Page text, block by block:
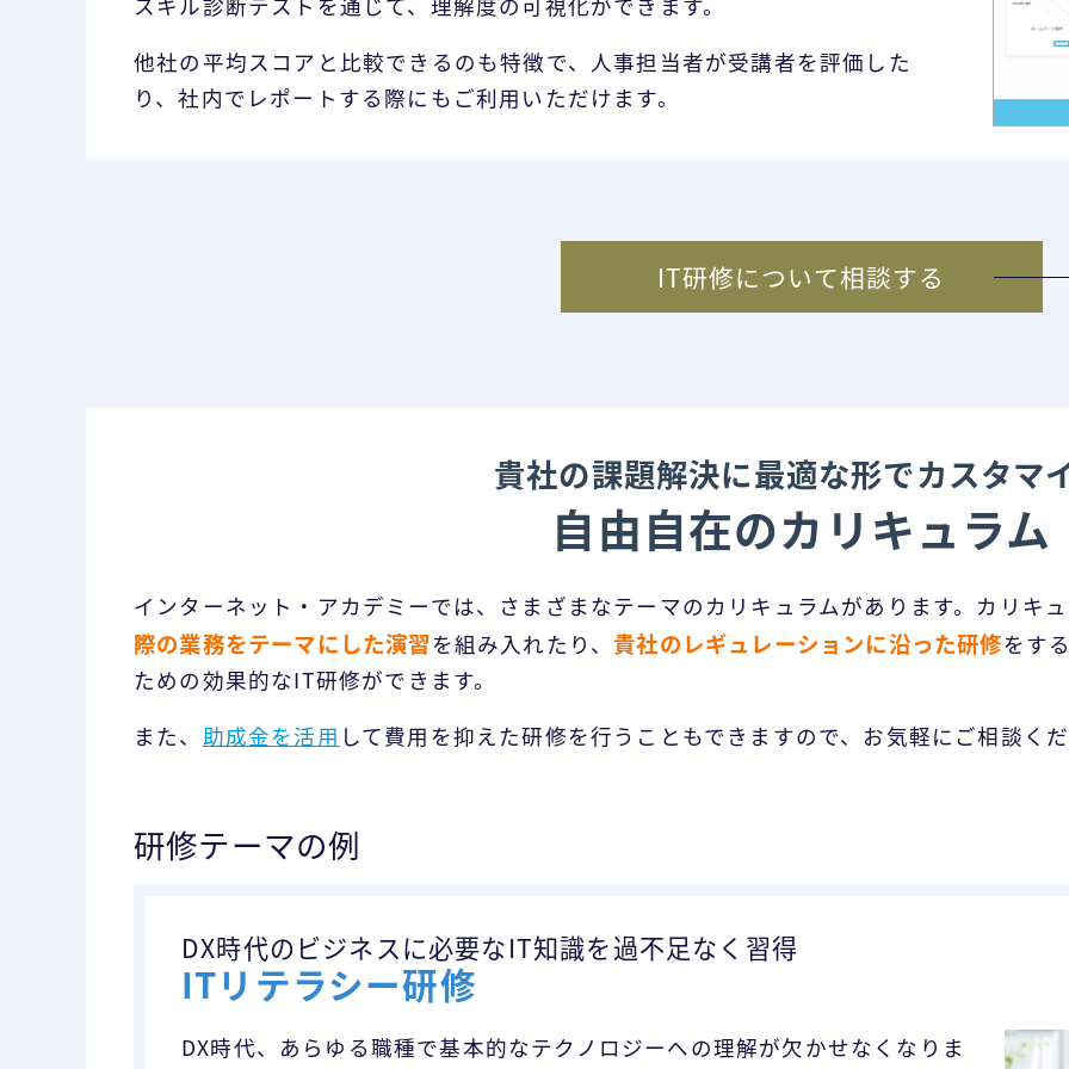
他社の平均スコアと比較できるのも特徴で、人事担当者が受講者を評価した
り、社内でレポートする際にもご利用いただけます。
IT研修について相談する
貴社の課題解決に最適な形でカスタマ
自由自在のカリキュラム
インターネット・アカデミーでは、さまざまなテーマのカリキュラムがあります。カリキ
際の業務をテーマにした演習 を組み入れたり、貴社のレギュレーションに沿った研修をす
ための効果的なIT研修ができます。
また、 助成金を活用 して費用を抑えた研修を行うこともできますので、お気軽にご相談く
研修テーマの例
DX時代のビジネスに必要なIT知識を過不足なく習得
ITリテラシー研修
DX時代、あらゆる職種で基本的なテクノロジーへの理解が欠かせなくなりま